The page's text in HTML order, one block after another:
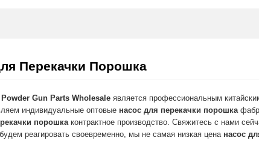
Перекачки Порошка
Gun Parts Wholesale является профессиональным
индивидуальные оптовые насос для перекачки порошка
порошка контрактное производство. Свяжитесь с нами
реагировать своевременно, мы не самая низкая цена насос